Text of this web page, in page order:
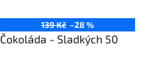
139 Kč –28 %
Čokoláda - Sladkých 50